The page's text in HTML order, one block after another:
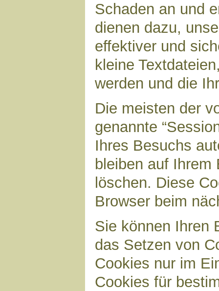
Schaden an und
dienen dazu,
effektiver und
kleine
werden und die
Die meisten der
genannte
Ihres Besuchs
bleiben auf
löschen. Diese
Browser beim
Sie können Ihren
das Setzen von
Cookies nur im
Cookies für